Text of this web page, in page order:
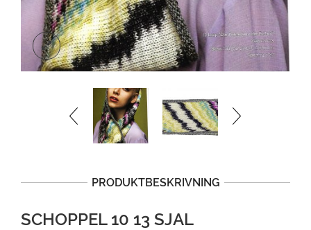
PRODUKTBESKRIVNING
SCHOPPEL 10 13 SJAL